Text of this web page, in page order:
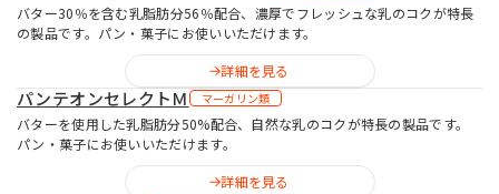
バター30％を含む乳脂肪分56％配合、濃厚でフレッシュな乳のコクが特長
の製品です。パン・菓子にお使いいただけます。
詳細を見る
パンテオンセレクトＭ マーガリン類
バターを使用した乳脂肪分50%配合、自然な乳のコクが特長の製品です。
パン・菓子にお使いいただけます。
詳細を見る